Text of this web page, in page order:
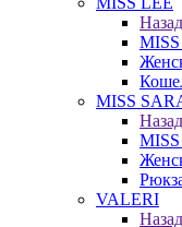
Назад
MISS
Назад
VALERI
Назад